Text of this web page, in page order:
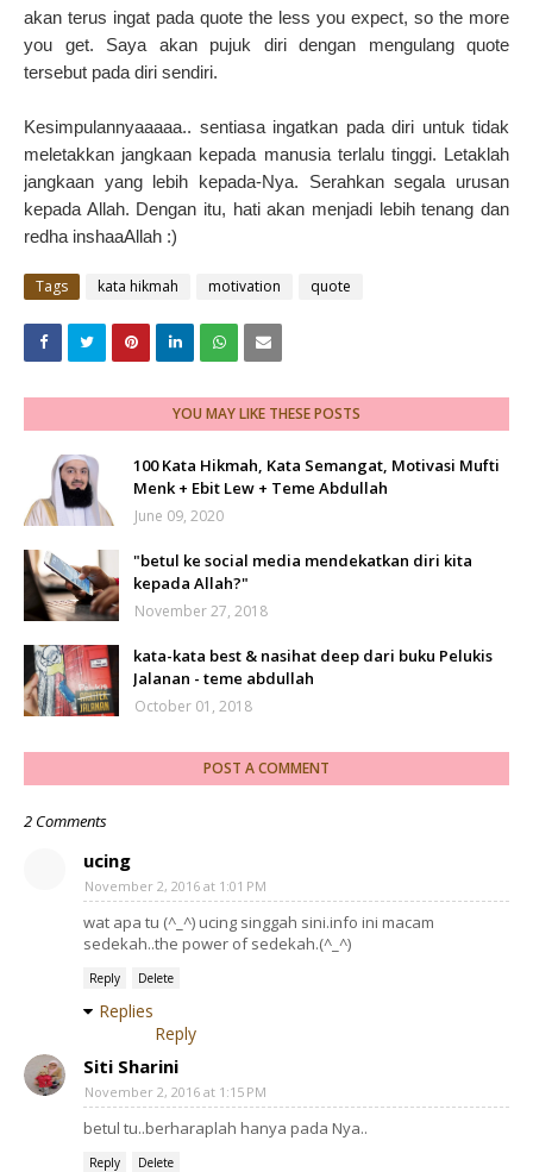
akan terus ingat pada quote the less you expect, so the more
you get. Saya akan pujuk diri dengan mengulang quote
tersebut pada diri sendiri.
Kesimpulannyaaaaa.. sentiasa ingatkan pada diri untuk tidak
meletakkan jangkaan kepada manusia terlalu tinggi. Letaklah
jangkaan yang lebih kepada-Nya. Serahkan segala urusan
kepada Allah. Dengan itu, hati akan menjadi lebih tenang dan
redha inshaaAllah :)
Tags kata hikmah motivation quote
YOU MAY LIKE THESE POSTS
100 Kata Hikmah, Kata Semangat, Motivasi Mufti
Menk + Ebit Lew + Teme Abdullah
June 09, 2020
"betul ke social media mendekatkan diri kita
kepada Allah?"
November 27, 2018
kata-kata best & nasihat deep dari buku Pelukis
Jalanan - teme abdullah
October 01, 2018
POST A COMMENT
2 Comments
ucing
November 2, 2016 at 1:01 PM
wat apa tu (^_^) ucing singgah sini.info ini macam
sedekah..the power of sedekah.(^_^)
Reply Delete
Replies
Reply
Siti Sharini
November 2, 2016 at 1:15 PM
betul tu..berharaplah hanya pada Nya..
Reply Delete